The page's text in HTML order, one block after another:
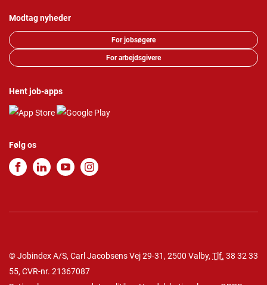
Modtag nyheder
For jobsøgere
For arbejdsgivere
Hent job-apps
Følg os
© Jobindex A/S, Carl Jacobsens Vej 29-31, 2500 Valby, Tlf. 38 32 33
55, CVR-nr. 21367087